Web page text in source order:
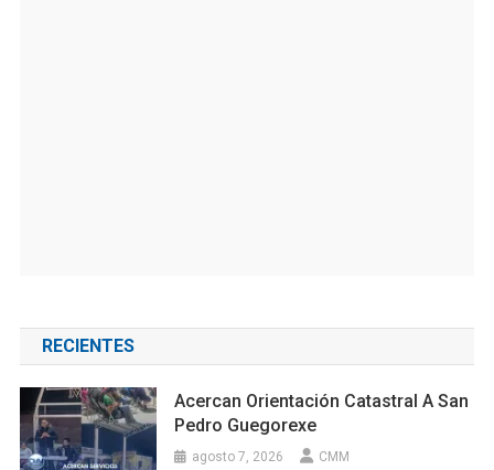
RECIENTES
Acercan Orientación Catastral A San
Pedro Guegorexe
agosto 7, 2026 CMM